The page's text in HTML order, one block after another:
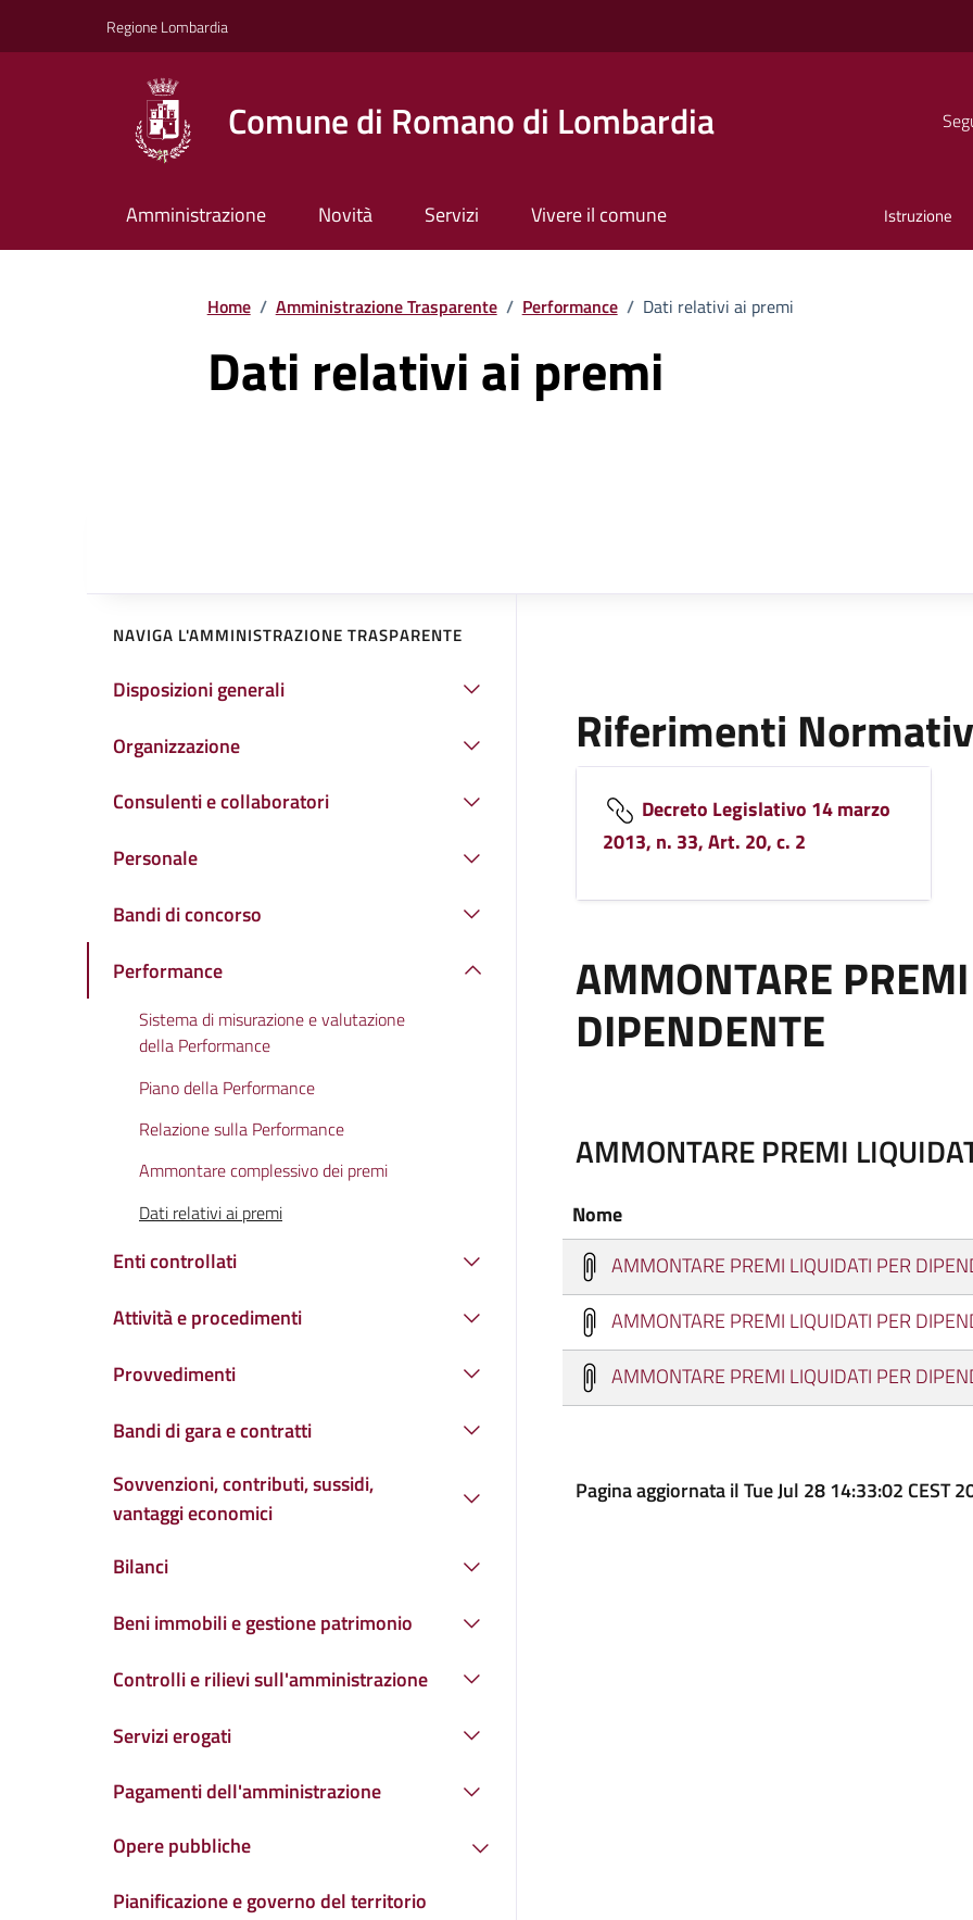
Regione Lombardia
Comune di Romano di Lombardia
Amministrazione Novità Servizi Vivere il comune Istruzione
Home / Amministrazione Trasparente / Performance / Dati relativi ai premi
Dati relativi ai premi
NAVIGA L'AMMINISTRAZIONE TRASPARENTE
Disposizioni generali
Organizzazione
Consulenti e collaboratori
Personale
Bandi di concorso
Performance
Sistema di misurazione e valutazione
della Performance
Piano della Performance
Relazione sulla Performance
Ammontare complessivo dei premi
Dati relativi ai premi
Enti controllati
Attività e procedimenti
Provvedimenti
Bandi di gara e contratti
Sovvenzioni, contributi, sussidi,
vantaggi economici
Bilanci
Beni immobili e gestione patrimonio
Controlli e rilievi sull'amministrazione
Servizi erogati
Pagamenti dell'amministrazione
Opere pubbliche
Pianificazione e governo del territorio
Riferimenti
Decreto Legislativo 14 marzo
2013, n. 33, Art. 20, c. 2
AMMONTARE
DIPENDENTE
AMMONTARE PREMI
Nome
AMMONTARE PREMI LIQUIDATI PER
AMMONTARE PREMI LIQUIDATI PER
AMMONTARE PREMI LIQUIDATI PER
Pagina aggiornata il Tue Jul 28 14:33:02 CEST